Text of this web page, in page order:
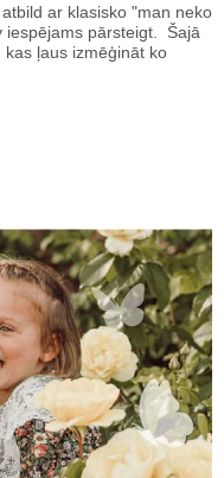
ar klasisko "man neko
iespējams pārsteigt. Šajā
ļaus izmēģināt ko